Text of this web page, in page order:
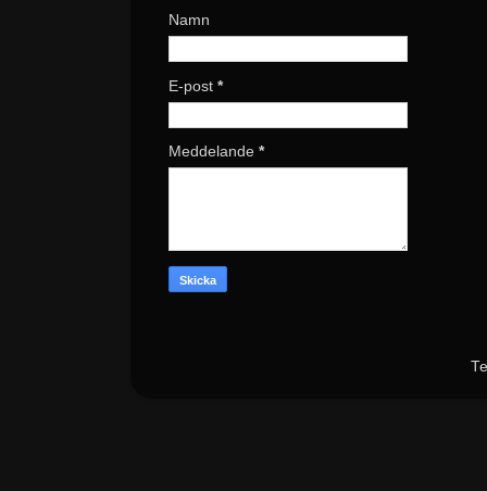
Namn
E-post *
Meddelande *